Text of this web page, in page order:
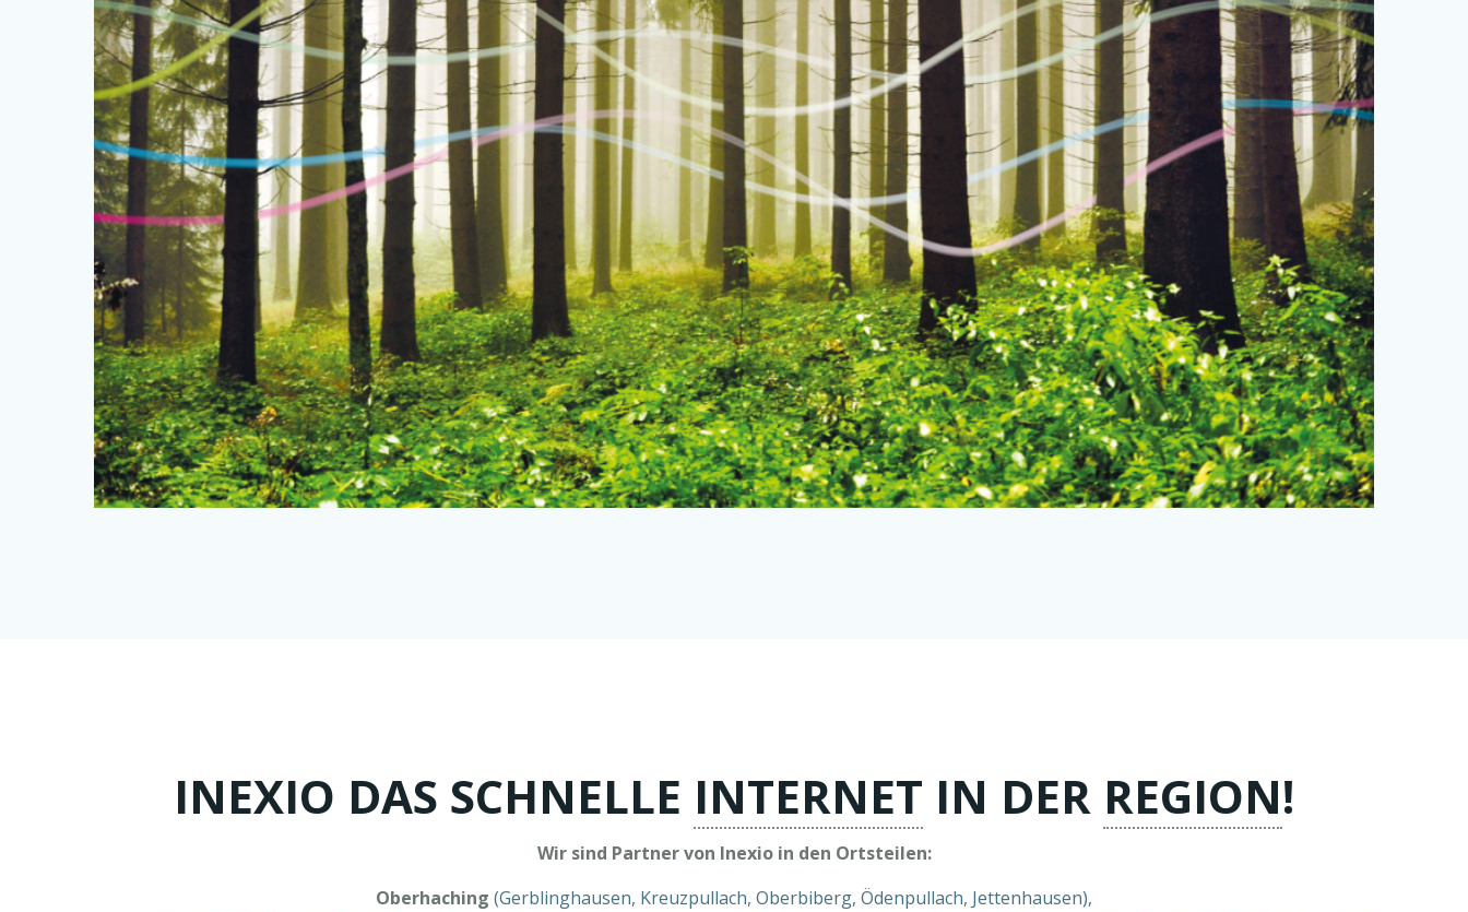
INEXIO DAS SCHNELLE INTERNET IN DER REGION!
Wir sind Partner von Inexio in den Ortsteilen:
Oberhaching (Gerblinghausen, Kreuzpullach, Oberbiberg, Ödenpullach, Jettenhausen),